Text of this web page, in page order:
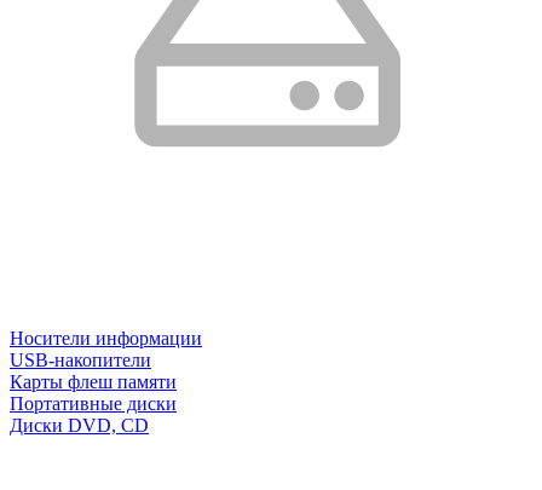
Носители информации
USB-накопители
Карты флеш памяти
Портативные диски
Диски DVD, CD